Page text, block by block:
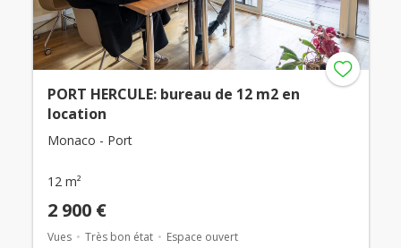
PORT HERCULE: bureau de 12 m2 en
location
Monaco - Port
12 m²
2 900 €
Vues Très bon état Espace ouvert